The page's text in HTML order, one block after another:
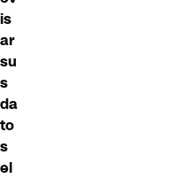
is
ar
su
s
da
to
s
el